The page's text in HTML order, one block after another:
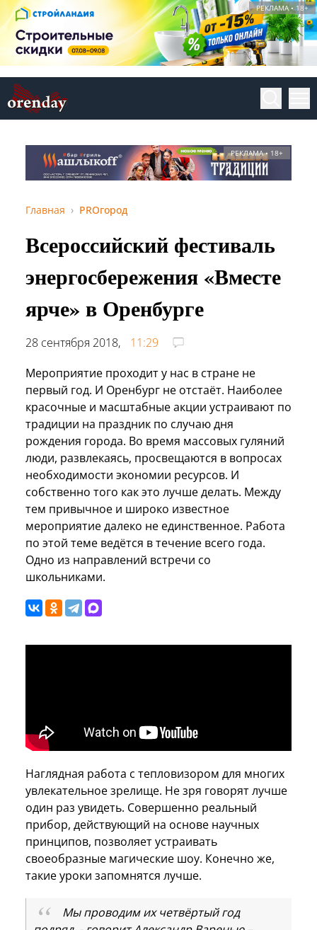
РЕКЛАМА • 18+
РЕКЛАМА • 18+
Главная PROгород
Всероссийский фестиваль
энергосбережения «Вместе
ярче» в Оренбурге
28 сентября 2018,
11:29
Мероприятие проходит у нас в стране не
первый год. И Оренбург не отстаёт. Наиболее
красочные и масштабные акции устраивают по
традиции на праздник по случаю дня
рождения города. Во время массовых гуляний
люди, развлекаясь, просвещаются в вопросах
необходимости экономии ресурсов. И
собственно того как это лучше делать. Между
тем привычное и широко известное
мероприятие далеко не единственное. Работа
по этой теме ведётся в течение всего года.
Одно из направлений встречи со
школьниками.
Наглядная работа с тепловизором для многих
увлекательное зрелище. Не зря говорят лучше
один раз увидеть. Совершенно реальный
прибор, действующий на основе научных
принципов, позволяет устраивать
своеобразные магические шоу. Конечно же,
такие уроки запомнятся лучше.
Мы проводим их четвёртый год